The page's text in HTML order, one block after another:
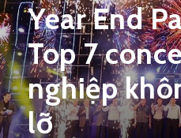
Year End
Top 7
nghiệp
lỡ